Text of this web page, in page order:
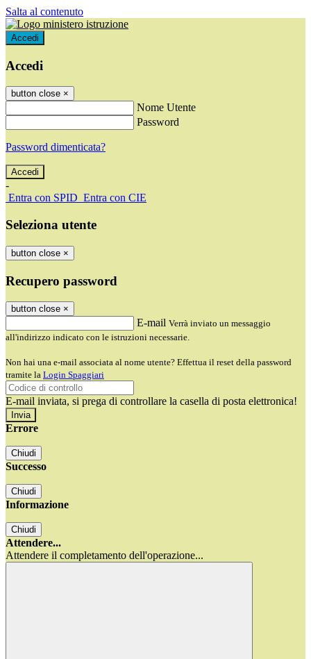
Salta al contenuto
Accedi
Accedi
button close ×
Nome Utente
Password
Password dimenticata?
-
Entra con SPID Entra con CIE
Seleziona utente
button close ×
Recupero password
button close ×
E-mail Verrà inviato un messaggio
all'indirizzo indicato con le istruzioni necessarie.
Non hai una e-mail associata al nome utente? Effettua il reset della password
tramite la Login Spaggiari
E-mail inviata, si prega di controllare la casella di posta elettronica!
Errore
Chiudi
Successo
Chiudi
Informazione
Chiudi
Attendere...
Attendere il completamento dell'operazione...